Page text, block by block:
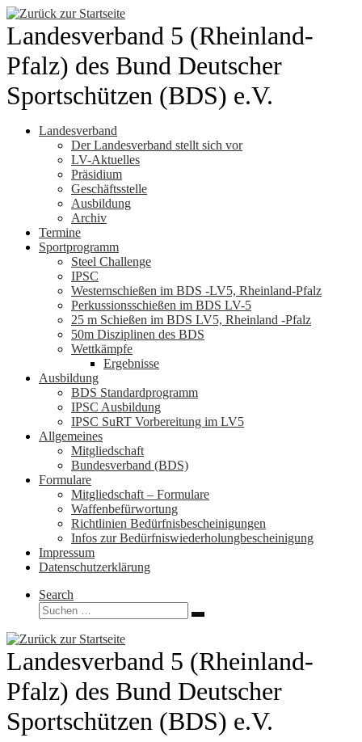
Zum
Inhalt
springen
Landesverband 5 (Rheinland-
Pfalz) des Bund Deutscher
Sportschützen (BDS) e.V.
Landesverband
Der Landesverband stellt sich vor
LV-Aktuelles
Präsidium
Geschäftsstelle
Ausbildung
Archiv
Termine
Sportprogramm
Steel Challenge
IPSC
Westernschießen im BDS -LV5, Rheinland-Pfalz
Perkussionsschießen im BDS LV-5
25 m Schießen im BDS LV5, Rheinland -Pfalz
50m Disziplinen des BDS
Wettkämpfe
Ergebnisse
Ausbildung
BDS Standardprogramm
IPSC Ausbildung
IPSC SuRT Vorbereitung im LV5
Allgemeines
Mitgliedschaft
Bundesverband (BDS)
Formulare
Mitgliedschaft – Formulare
Waffenbefürwortung
Richtlinien Bedürfnisbescheinigungen
Infos zur Bedürfniswiederholungbescheinigung
Impressum
Datenschutzerklärung
Search
Suche
Suchen …
Landesverband 5 (Rheinland-
Pfalz) des Bund Deutscher
Sportschützen (BDS) e.V.